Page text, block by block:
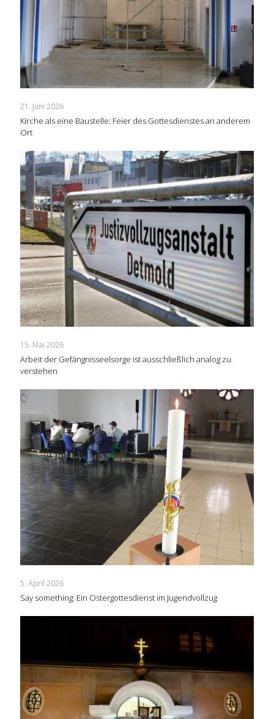
21. Juni 2026
Kirche als eine Baustelle: Feier des Gottesdienstes an anderem
Ort
15. Mai 2026
Arbeit der Gefängnisseelsorge ist ausschließlich analog zu
verstehen
5. April 2026
Say something: Ein Ostergottesdienst im Jugendvollzug